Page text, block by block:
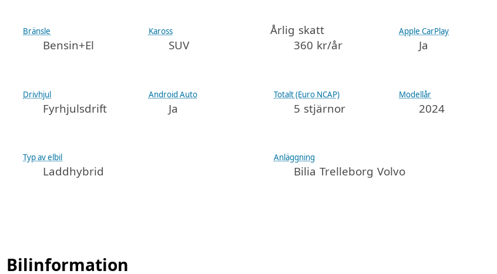
Bränsle
Bensin+El
Kaross
SUV
Årlig skatt
360 kr/år
Apple CarPlay
Ja
Drivhjul
Fyrhjulsdrift
Android Auto
Ja
Totalt (Euro NCAP)
5 stjärnor
Modellår
2024
Typ av elbil
Laddhybrid
Anläggning
Bilia Trelleborg Volvo
Bilinformation